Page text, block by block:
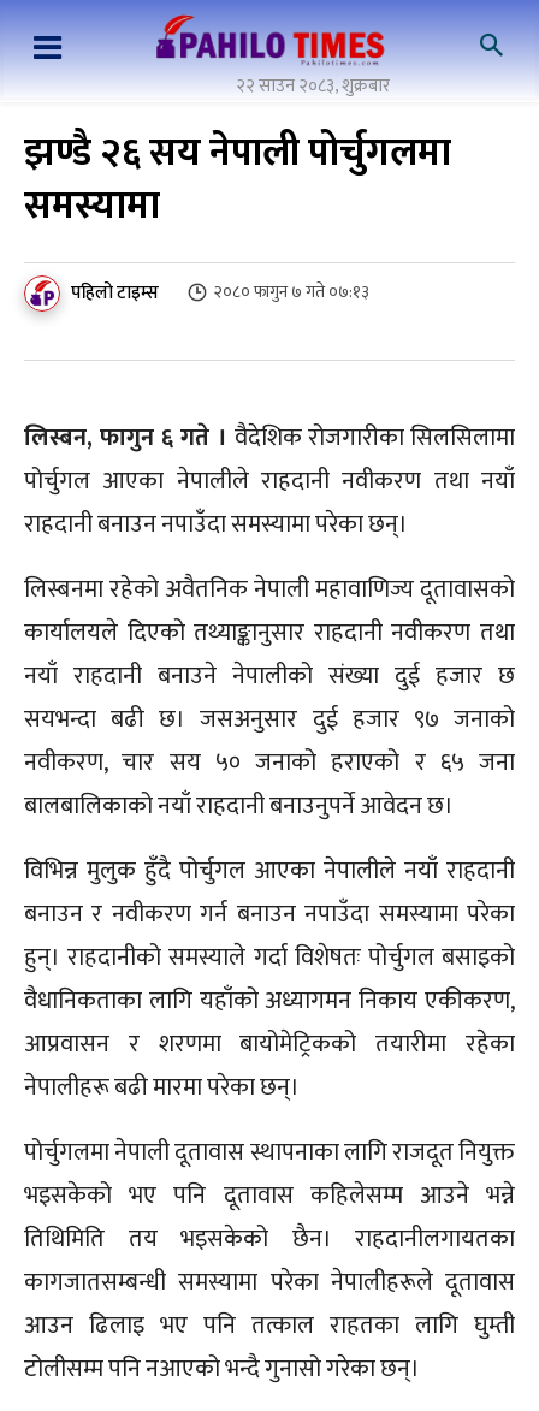
२२ साउन २०८३, शुक्रबार
झण्डै २६ सय नेपाली पोर्चुगलमा
समस्यामा
पहिलो टाइम्स २०८० फागुन ७ गते ०७:१३
लिस्बन, फागुन ६ गते । वैदेशिक रोजगारीका सिलसिलामा
पोर्चुगल आएका नेपालीले राहदानी नवीकरण तथा नयाँ
राहदानी बनाउन नपाउँदा समस्यामा परेका छन्।
लिस्बनमा रहेको अवैतनिक नेपाली महावाणिज्य दूतावासको
कार्यालयले दिएको तथ्याङ्कानुसार राहदानी नवीकरण तथा
नयाँ राहदानी बनाउने नेपालीको संख्या दुई हजार छ
सयभन्दा बढी छ। जसअनुसार दुई हजार ९७ जनाको
नवीकरण, चार सय ५० जनाको हराएको र ६५ जना
बालबालिकाको नयाँ राहदानी बनाउनुपर्ने आवेदन छ।
विभिन्न मुलुक हुँदै पोर्चुगल आएका नेपालीले नयाँ राहदानी
बनाउन र नवीकरण गर्न बनाउन नपाउँदा समस्यामा परेका
हुन्। राहदानीको समस्याले गर्दा विशेषतः पोर्चुगल बसाइको
वैधानिकताका लागि यहाँको अध्यागमन निकाय एकीकरण,
आप्रवासन र शरणमा बायोमेट्रिकको तयारीमा रहेका
नेपालीहरू बढी मारमा परेका छन्।
पोर्चुगलमा नेपाली दूतावास स्थापनाका लागि राजदूत नियुक्त
भइसकेको भए पनि दूतावास कहिलेसम्म आउने भन्ने
तिथिमिति तय भइसकेको छैन। राहदानीलगायतका
कागजातसम्बन्धी समस्यामा परेका नेपालीहरूले दूतावास
आउन ढिलाइ भए पनि तत्काल राहतका लागि घुम्ती
टोलीसम्म पनि नआएको भन्दै गुनासो गरेका छन्।